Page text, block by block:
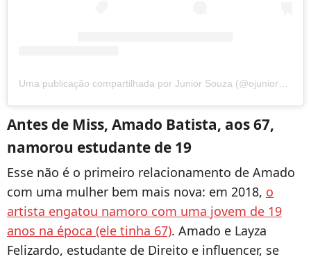
Antes de Miss, Amado Batista, aos 67,
namorou estudante de 19
Esse não é o primeiro relacionamento de Amado
com uma mulher bem mais nova: em 2018, o
artista engatou namoro com uma jovem de 19
anos na época (ele tinha 67). Amado e Layza
Felizardo, estudante de Direito e influencer, se